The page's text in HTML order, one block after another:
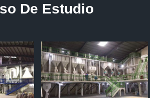
De Estudio